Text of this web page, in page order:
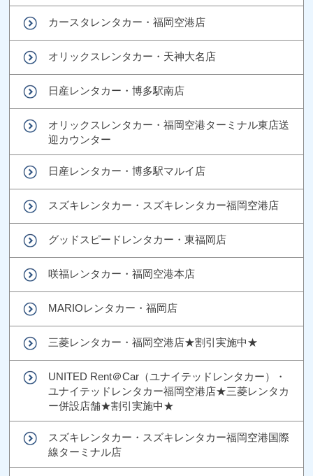
カースタレンタカー・福岡空港店
オリックスレンタカー・天神大名店
日産レンタカー・博多駅南店
オリックスレンタカー・福岡空港ターミナル東店送
迎カウンター
日産レンタカー・博多駅マルイ店
スズキレンタカー・スズキレンタカー福岡空港店
グッドスピードレンタカー・東福岡店
咲福レンタカー・福岡空港本店
MARIOレンタカー・福岡店
三菱レンタカー・福岡空港店★割引実施中★
UNITED Rent＠Car（ユナイテッドレンタカー）・
ユナイテッドレンタカー福岡空港店★三菱レンタカ
ー併設店舗★割引実施中★
スズキレンタカー・スズキレンタカー福岡空港国際
線ターミナル店